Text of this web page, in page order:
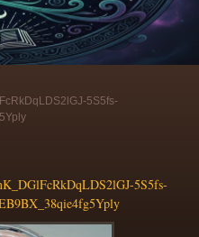
5S5fs-
5S5fs-